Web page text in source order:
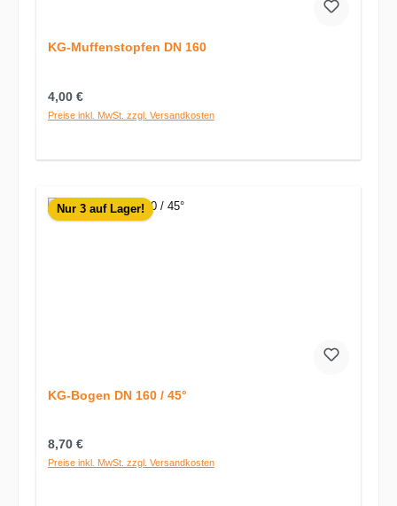
KG-Muffenstopfen DN 160
Regulärer Preis:
4,00 €
Preise inkl. MwSt. zzgl. Versandkosten
Nur 3 auf Lager!
KG-Bogen DN 160 / 45°
Regulärer Preis:
8,70 €
Preise inkl. MwSt. zzgl. Versandkosten